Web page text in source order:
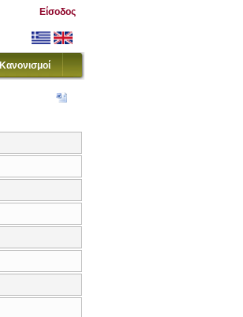
Είσοδος
Κανονισμοί